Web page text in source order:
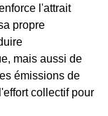
l'attrait
propre
mais aussi de
émissions de
collectif pour